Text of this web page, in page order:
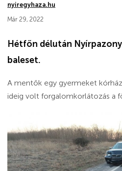
nyiregyhaza.hu
Már 29, 2022
Hétfőn délután
baleset.
A mentők egy gyermeket
ideig volt forgalomkorlátozás a